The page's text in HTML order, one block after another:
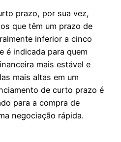
prazo, por sua vez,
que têm um prazo de
inferior a cinco
é indicada para quem
mais estável e
mais altas em um
de curto prazo é
para a compra de
negociação rápida.